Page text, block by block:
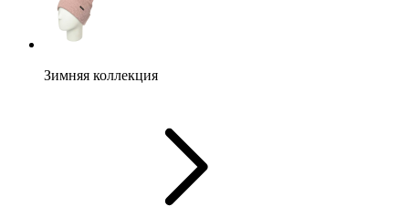
Зимняя коллекция